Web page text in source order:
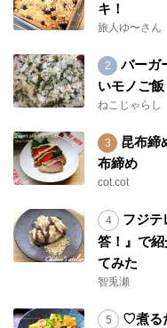
キ！
旅人ゆ〜さん
バーガ
いモノご飯
ねこじゃらし
昆布締
布締め
cot.cot
フジテ
答！』で
てみた
智兎瀬
♡煮る